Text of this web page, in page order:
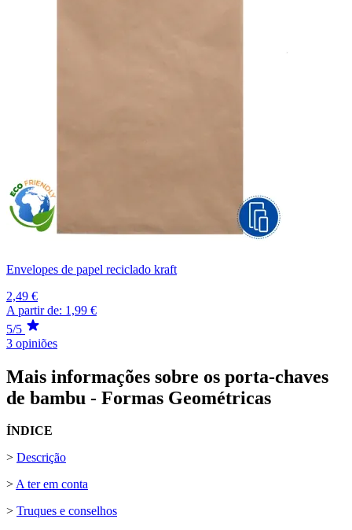
Envelopes de papel reciclado kraft
2,49 €
A partir de: 1,99 €
5/5
3 opiniões
Mais informações sobre os porta-chaves
de bambu - Formas Geométricas
ÍNDICE
> Descrição
>A ter em conta
> Truques e conselhos